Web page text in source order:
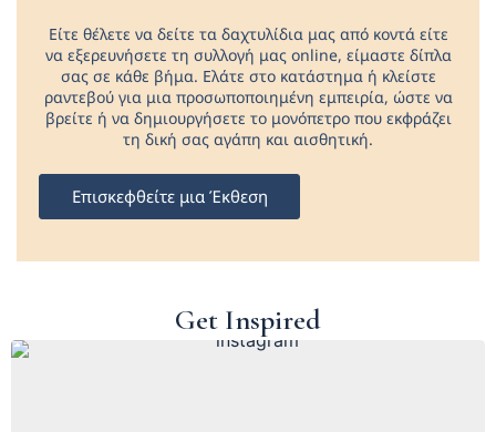
Είτε θέλετε να δείτε τα δαχτυλίδια μας από κοντά είτε
να εξερευνήσετε τη συλλογή μας online, είμαστε δίπλα
σας σε κάθε βήμα. Ελάτε στο κατάστημα ή κλείστε
ραντεβού για μια προσωποποιημένη εμπειρία, ώστε να
βρείτε ή να δημιουργήσετε το μονόπετρο που εκφράζει
τη δική σας αγάπη και αισθητική.
Επισκεφθείτε μια Έκθεση
Get Inspired